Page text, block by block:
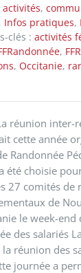
,
, Infos pratiques,
clés : activités
,
, Occitanie,
réunion inter-
cette année
Randonnée
été choisie
27 comités de
de
le week-end
des salariés
réunion des
journée a